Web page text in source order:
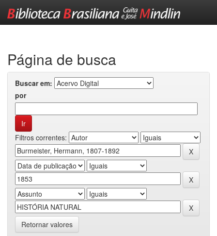
Página de busca
Buscar em:
por
Filtros correntes:
Retornar valores